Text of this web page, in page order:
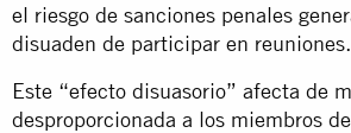
el riesgo de sanciones penales
disuaden de participar en reuniones.
Este “efecto disuasorio” afecta de
desproporcionada a los miembros